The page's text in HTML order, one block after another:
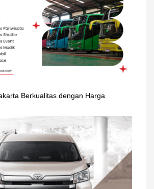
Berkualitas dengan Harga